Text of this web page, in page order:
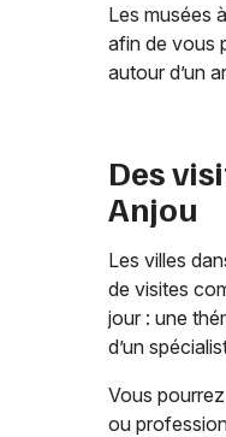
Les musées à
afin de vous
autour d’un
Des
Anjou
Les villes
de visites
jour : une
d’un
Vous
ou